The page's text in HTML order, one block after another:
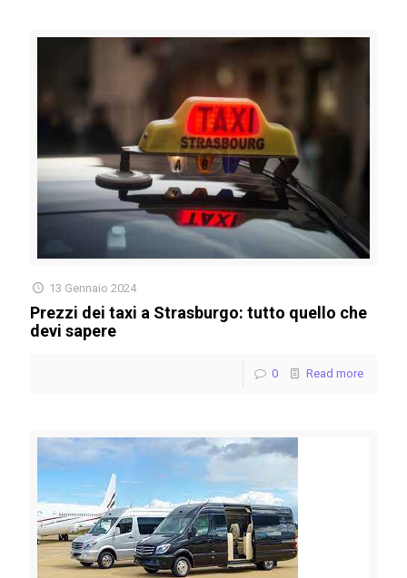
13 Gennaio 2024
Prezzi dei taxi a Strasburgo: tutto quello che
devi sapere
0 Read more